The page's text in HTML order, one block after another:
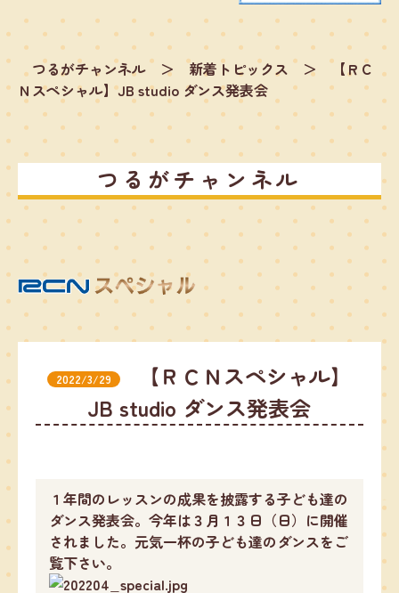
つるがチャンネル ＞ 新着トピックス ＞
【ＲＣ
Ｎスペシャル】JB studio ダンス発表会
つるがチャンネル
2022/3/29
【ＲＣＮスペシャル】
JB studio ダンス発表会
１年間のレッスンの成果を披露する子ども達の
ダンス発表会。今年は３月１３日（日）に開催
されました。元気一杯の子ども達のダンスをご
覧下さい。